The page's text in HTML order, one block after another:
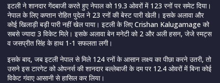
इटली ने शानदार गेंदबाजी करते हुए नेपाल को 19.3 ओवरों में 123 रनों पर समेट दिया।
नेपाल के लिए कप्तान रोहित पुदेल ने 23 रनों की बेस्ट पारी खेली। इसके अलावा और
कोई खिलाड़ी बड़ी पारी नहीं खेल पाया। इटली के लिए Crishan Kalugamage को
सबसे ज्यादा 3 विकेट मिले। इसके अलावा बेन मनेटी को 2 और अली हसन, जेजे स्मट्स
व जसप्रीत सिंह के हाथ 1-1 सफलता लगी।
इसके बाद, जब इटली नेपाल से मिले 124 रनों के आसान लक्ष्य का पीछा करने उतरी, तो
उसने इस टारगेट को ओपनर्स की शानदार बल्लेबाजी के दम पर 12.4 ओवरों में बिना कोई
विकेट गंवाए आसानी से हासिल कर लिया।